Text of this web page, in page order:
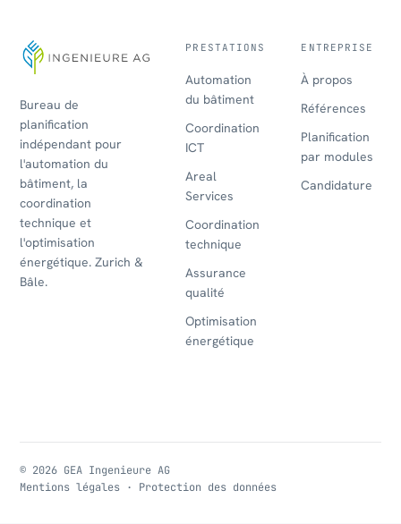
Bureau de
planification
indépendant pour
l'automation du
bâtiment, la
coordination
technique et
l'optimisation
énergétique. Zurich &
Bâle.
PRESTATIONS
Automation
du bâtiment
Coordination
ICT
Areal
Services
Coordination
technique
Assurance
qualité
Optimisation
énergétique
ENTREPRISE
À propos
Références
Planification
par modules
Candidature
© 2026 GEA Ingenieure AG
Mentions légales · Protection des données